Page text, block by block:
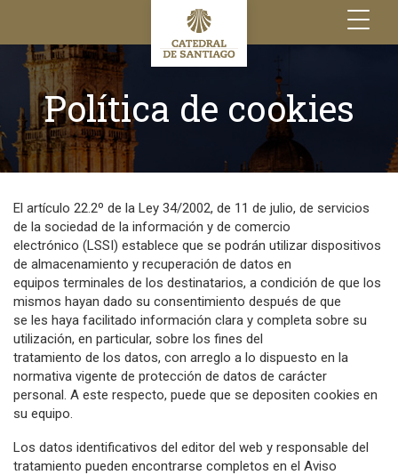
Toggle
navigation
Política de cookies
El artículo 22.2º de la Ley 34/2002, de 11 de julio, de servicios
de la sociedad de la información y de comercio
electrónico (LSSI) establece que se podrán utilizar dispositivos
de almacenamiento y recuperación de datos en
equipos terminales de los destinatarios, a condición de que los
mismos hayan dado su consentimiento después de que
se les haya facilitado información clara y completa sobre su
utilización, en particular, sobre los fines del
tratamiento de los datos, con arreglo a lo dispuesto en la
normativa vigente de protección de datos de carácter
personal. A este respecto, puede que se depositen cookies en
su equipo.
Los datos identificativos del editor del web y responsable del
tratamiento pueden encontrarse completos en el Aviso